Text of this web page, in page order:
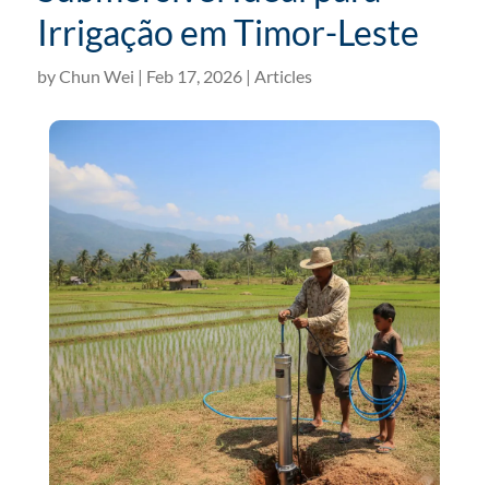
Irrigação em Timor-Leste
byChun Wei | Feb 17, 2026| Articles